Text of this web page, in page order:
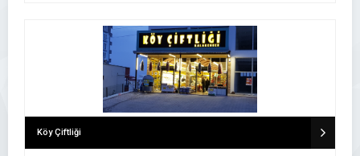
Köy Çiftliği